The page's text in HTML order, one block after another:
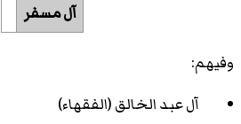
آل مسفر
وفيهم:
آل عبد الخالق (الفقهاء)